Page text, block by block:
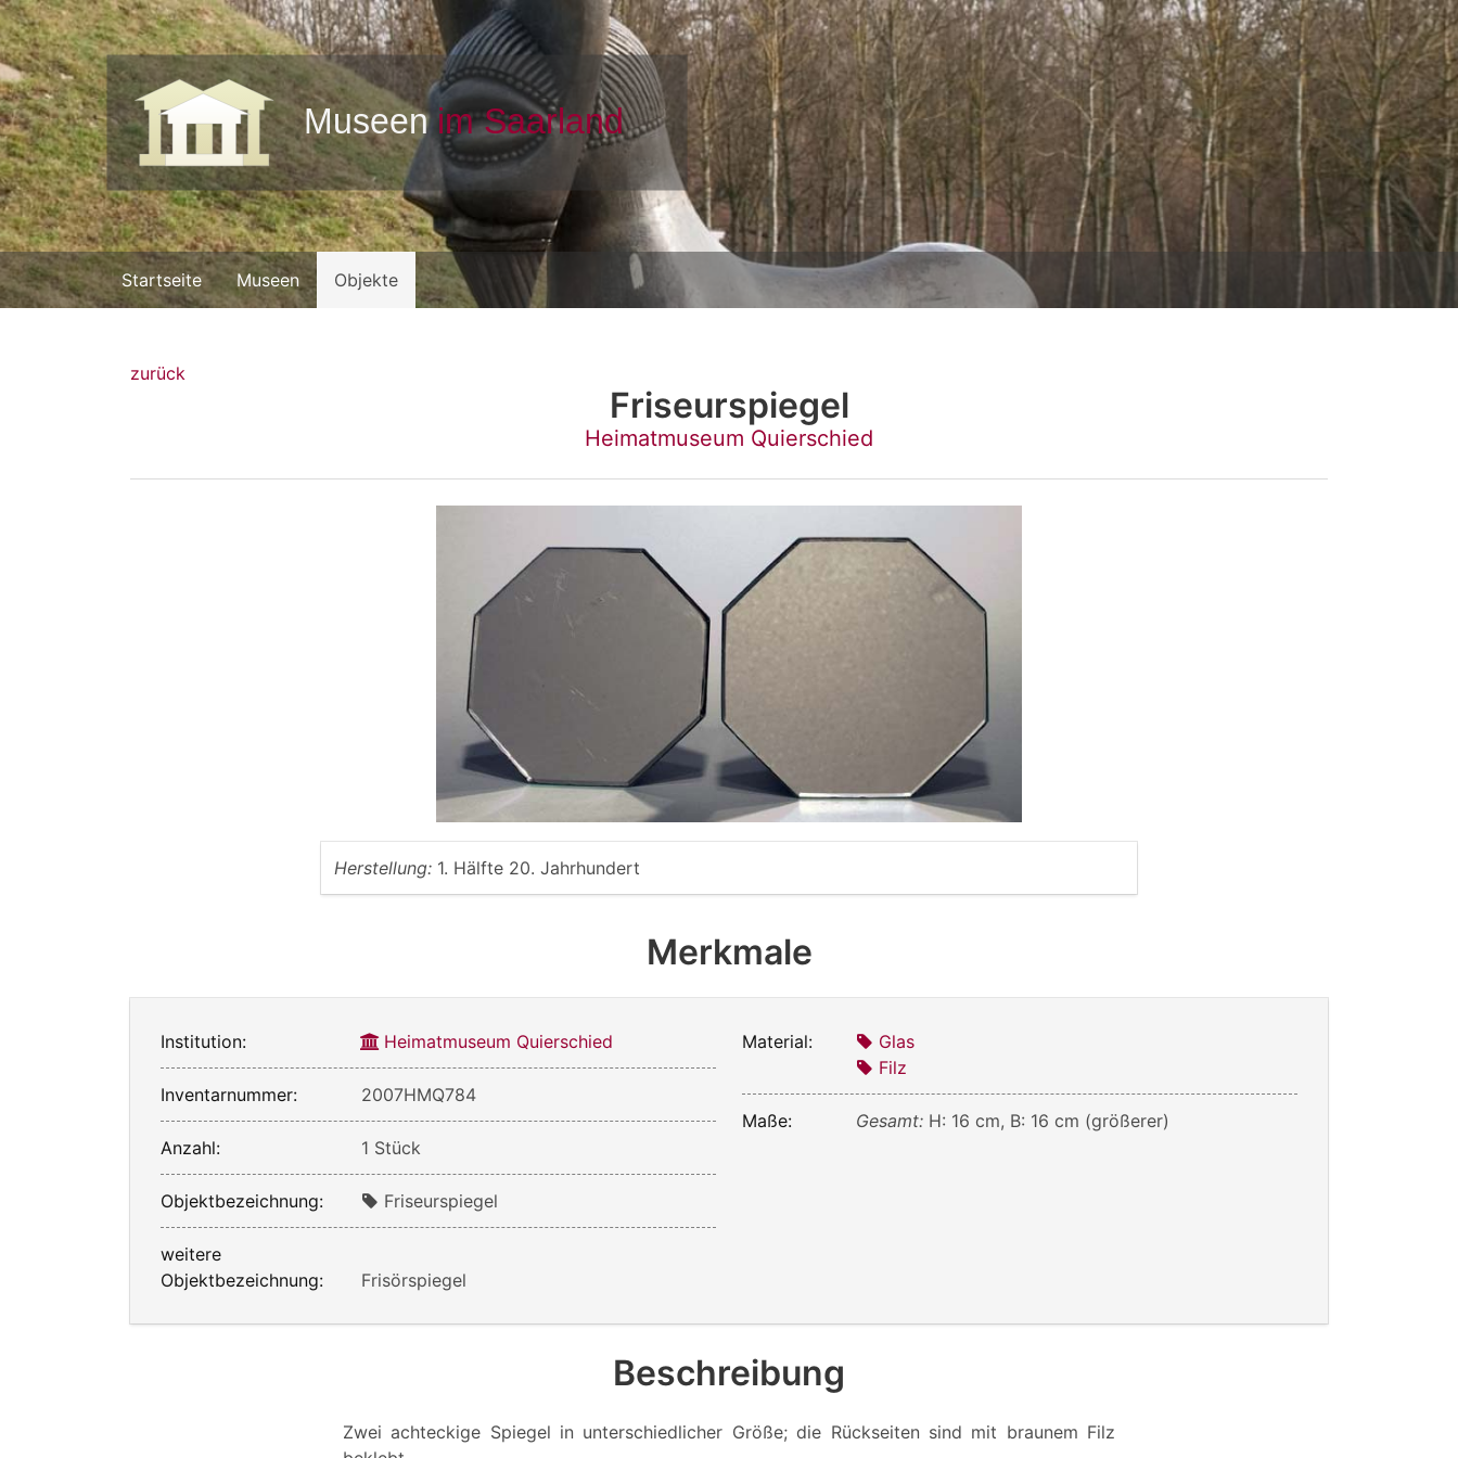
Startseite Museen Objekte
zurück
Friseurspiegel
Heimatmuseum Quierschied
Herstellung: 1. Hälfte 20. Jahrhundert
Merkmale
Institution: Heimatmuseum Quierschied
Inventarnummer: 2007HMQ784
Anzahl: 1 Stück
Objektbezeichnung: Friseurspiegel
weitere
Objektbezeichnung:
Frisörspiegel
Material:
Glas
Filz
Maße: Gesamt: H: 16 cm, B: 16 cm (größerer)
Beschreibung
Zwei achteckige Spiegel in unterschiedlicher Größe; die Rückseiten sind mit braunem Filz